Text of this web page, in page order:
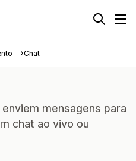
Chat
mensagens para
chat ao vivo ou